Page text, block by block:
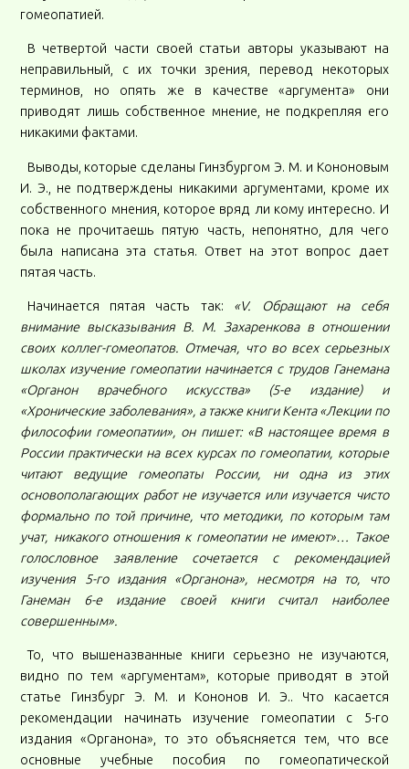
гомеопатией.
В четвертой части своей статьи авторы указывают на
неправильный, с их точки зрения, перевод некоторых
терминов, но опять же в качестве «аргумента» они
приводят лишь собственное мнение, не подкрепляя его
никакими фактами.
Выводы, которые сделаны Гинзбургом Э. М. и Кононовым
И. Э., не подтверждены никакими аргументами, кроме их
собственного мнения, которое вряд ли кому интересно. И
пока не прочитаешь пятую часть, непонятно, для чего
была написана эта статья. Ответ на этот вопрос дает
пятая часть.
Начинается пятая часть так: «V. Обращают на себя
внимание высказывания В. М. Захаренкова в отношении
своих коллег-гомеопатов. Отмечая, что во всех серьезных
школах изучение гомеопатии начинается с трудов Ганемана
«Органон врачебного искусства» (5-е издание) и
«Хронические заболевания», а также книги Кента «Лекции по
философии гомеопатии», он пишет: «В настоящее время в
России практически на всех курсах по гомеопатии, которые
читают ведущие гомеопаты России, ни одна из этих
основополагающих работ не изучается или изучается чисто
формально по той причине, что методики, по которым там
учат, никакого отношения к гомеопатии не имеют»… Такое
голословное заявление сочетается с рекомендацией
изучения 5-го издания «Органона», несмотря на то, что
Ганеман 6-е издание своей книги считал наиболее
совершенным».
То, что вышеназванные книги серьезно не изучаются,
видно по тем «аргументам», которые приводят в этой
статье Гинзбург Э. М. и Кононов И. Э.. Что касается
рекомендации начинать изучение гомеопатии с 5-го
издания «Органона», то это объясняется тем, что все
основные учебные пособия по гомеопатической